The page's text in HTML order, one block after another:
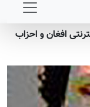
افغان و احزاب